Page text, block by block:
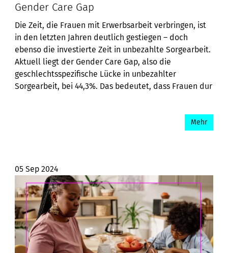
Gender Care Gap
Die Zeit, die Frauen mit Erwerbsarbeit verbringen, ist
in den letzten Jahren deutlich gestiegen – doch
ebenso die investierte Zeit in unbezahlte Sorgearbeit.
Aktuell liegt der Gender Care Gap, also die
geschlechtsspezifische Lücke in unbezahlter
Sorgearbeit, bei 44,3%. Das bedeutet, dass Frauen dur
Mehr
05 Sep 2024